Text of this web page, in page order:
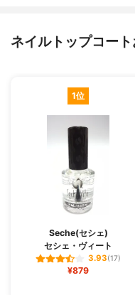
ネイルトップコー
1位
Seche(セシェ)
セシェ・ヴィート
3.93(17)
¥879